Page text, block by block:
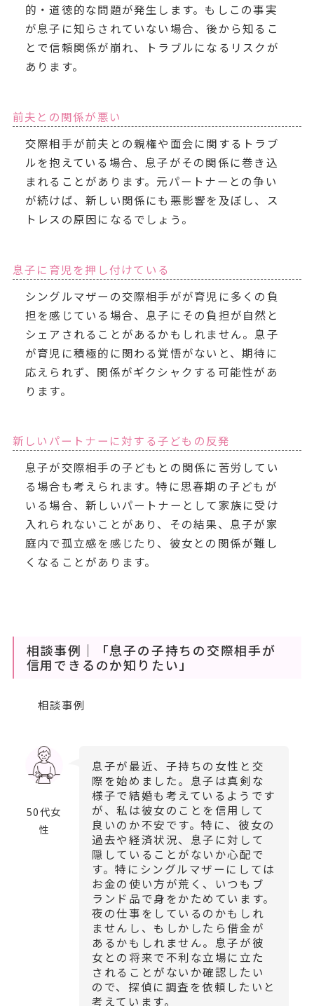
的・道徳的な問題が発生します。もしこの事実
が息子に知らされていない場合、後から知るこ
とで信頼関係が崩れ、トラブルになるリスクが
あります。
前夫との関係が悪い
交際相手が前夫との親権や面会に関するトラブ
ルを抱えている場合、息子がその関係に巻き込
まれることがあります。元パートナーとの争い
が続けば、新しい関係にも悪影響を及ぼし、ス
トレスの原因になるでしょう。
息子に育児を押し付けている
シングルマザーの交際相手がが育児に多くの負
担を感じている場合、息子にその負担が自然と
シェアされることがあるかもしれません。息子
が育児に積極的に関わる覚悟がないと、期待に
応えられず、関係がギクシャクする可能性があ
ります。
新しいパートナーに対する子どもの反発
息子が交際相手の子どもとの関係に苦労してい
る場合も考えられます。特に思春期の子どもが
いる場合、新しいパートナーとして家族に受け
入れられないことがあり、その結果、息子が家
庭内で孤立感を感じたり、彼女との関係が難し
くなることがあります。
相談事例｜「息子の子持ちの交際相手が
信用できるのか知りたい」
相談事例
50代女
性
息子が最近、子持ちの女性と交
際を始めました。息子は真剣な
様子で結婚も考えているようです
が、私は彼女のことを信用して
良いのか不安です。特に、彼女の
過去や経済状況、息子に対して
隠していることがないか心配で
す。特にシングルマザーにしては
お金の使い方が荒く、いつもブ
ランド品で身をかためています。
夜の仕事をしているのかもしれ
ませんし、もしかしたら借金が
あるかもしれません。息子が彼
女との将来で不利な立場に立た
されることがないか確認したい
ので、探偵に調査を依頼したいと
考えています。